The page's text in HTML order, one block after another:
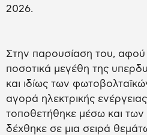
2026.
Στην παρουσίαση του, αφού
ποσοτικά μεγέθη της
και ιδίως των
αγορά ηλεκτρικής
τοποθετήθηκε μέσω και
δέχθηκε σε μια σειρά